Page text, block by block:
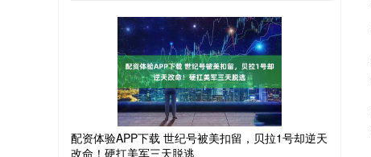
配资体验APP下载 世纪号被美扣留，贝拉1号却逆天
改命！硬扛美军三天脱逃